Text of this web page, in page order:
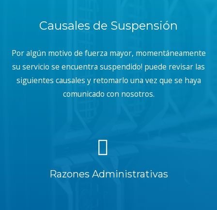
Causales de Suspensión
Por algún motivo de fuerza mayor, momentáneamente
su servicio se encuentra suspendido! puede revisar las
siguientes causales y retomarlo una vez que se haya
comunicado con nosotros.
Razones Administrativas